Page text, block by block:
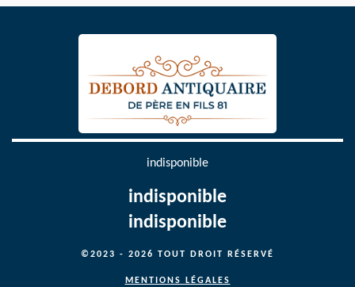
indisponible
indisponible
indisponible
©2023 - 2026 TOUT DROIT RÉSERVÉ
MENTIONS LÉGALES